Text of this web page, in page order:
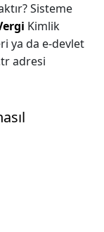
Sisteme
Kimlik
ya da e-devlet
adresi